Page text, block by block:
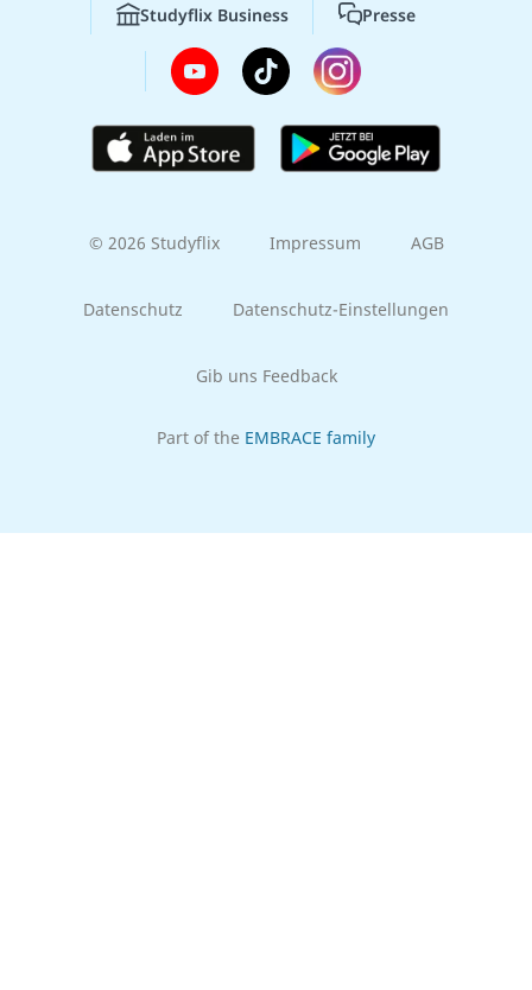
Studyflix Business Presse
© 2026 Studyflix Impressum AGB
Datenschutz Datenschutz-Einstellungen
Gib uns Feedback
Part of the EMBRACE family